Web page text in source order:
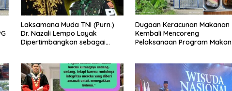
Laksamana Muda TNI (Purn.)
Dr. Nazali Lempo Layak
Dipertimbangkan sebagai
Berkompromi terhadap
Penegakan Hukum
Dugaan Keracunan Makanan
Kembali Mencoreng
Pelaksanaan Program Makan
Dumai